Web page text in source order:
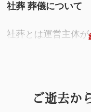
社葬 葬儀について
社葬とは運営主体
任者である葬儀委
ご逝去か